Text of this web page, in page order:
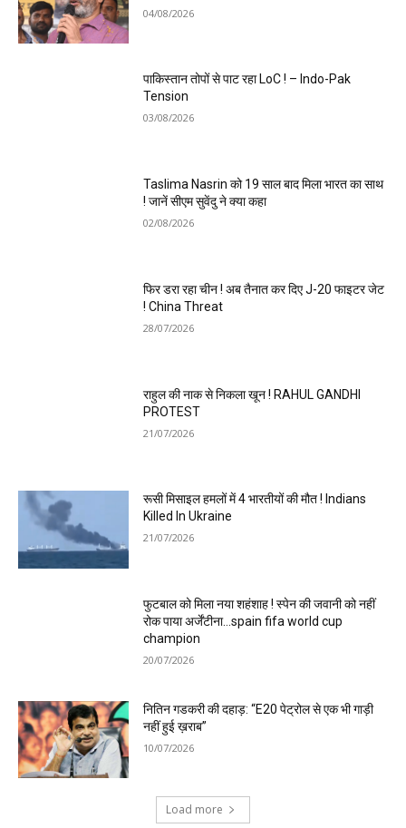
04/08/2026
पाकिस्तान तोपों से पाट रहा LoC ! – Indo-Pak
Tension
03/08/2026
Taslima Nasrin को 19 साल बाद मिला भारत का साथ
! जानें सीएम सुवेंदु ने क्या कहा
02/08/2026
फिर डरा रहा चीन ! अब तैनात कर दिए J-20 फाइटर जेट
! China Threat
28/07/2026
राहुल की नाक से निकला खून ! RAHUL GANDHI
PROTEST
21/07/2026
रूसी मिसाइल हमलों में 4 भारतीयों की मौत ! Indians
Killed In Ukraine
21/07/2026
फुटबाल को मिला नया शहंशाह ! स्पेन की जवानी को नहीं
रोक पाया अर्जेंटीना…spain fifa world cup
champion
20/07/2026
नितिन गडकरी की दहाड़: “E20 पेट्रोल से एक भी गाड़ी
नहीं हुई ख़राब”
10/07/2026
Load more